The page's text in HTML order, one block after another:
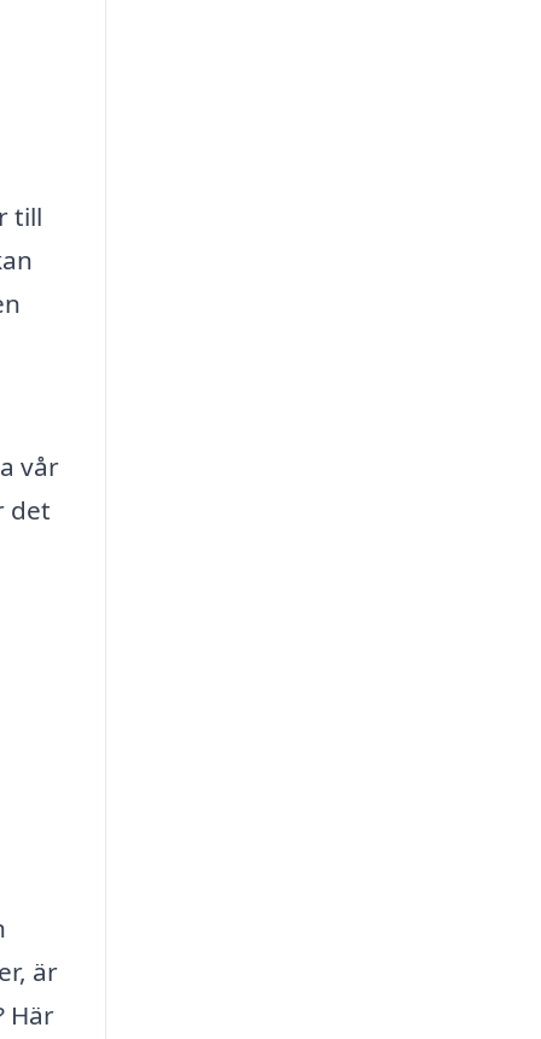
till
vår
det
är
Här